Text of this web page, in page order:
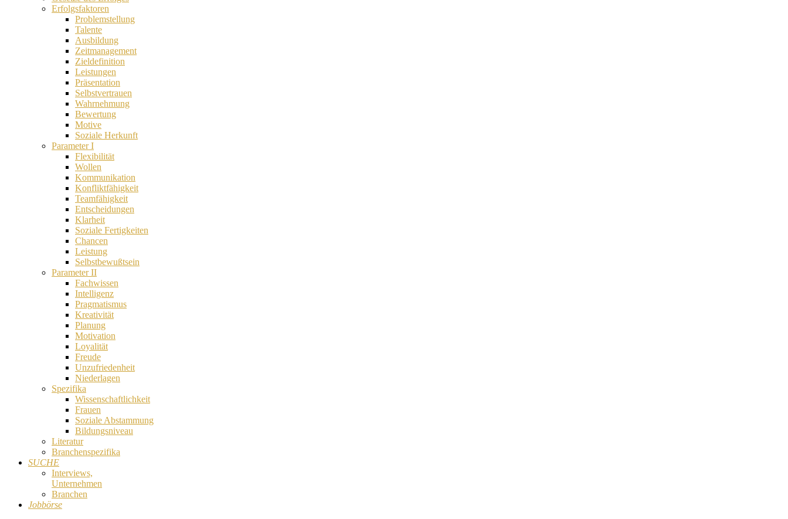
Erfolgsfaktoren
Problemstellung
Talente
Ausbildung
Zeitmanagement
Zieldefinition
Leistungen
Präsentation
Selbstvertrauen
Wahrnehmung
Bewertung
Motive
Soziale Herkunft
Parameter I
Flexibilität
Wollen
Kommunikation
Konfliktfähigkeit
Teamfähigkeit
Entscheidungen
Klarheit
Soziale Fertigkeiten
Chancen
Leistung
Selbstbewußtsein
Parameter II
Fachwissen
Intelligenz
Pragmatismus
Kreativität
Planung
Motivation
Loyalität
Freude
Unzufriedenheit
Niederlagen
Spezifika
Wissenschaftlichkeit
Frauen
Soziale Abstammung
Bildungsniveau
Literatur
Branchenspezifika
SUCHE
Interviews,
Unternehmen
Branchen
Jobbörse